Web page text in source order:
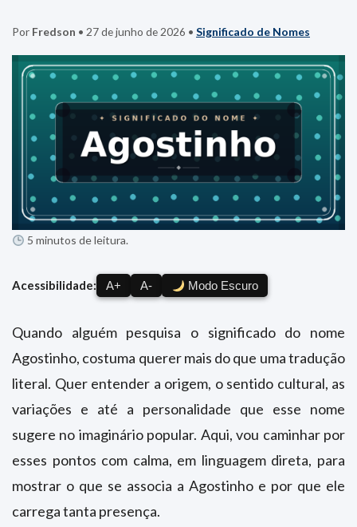
Por Fredson • 27 de junho de 2026 • Significado de Nomes
5 minutos de leitura.
Acessibilidade: A+ A- Modo Escuro
Quando alguém pesquisa o significado do nome
Agostinho, costuma querer mais do que uma tradução
literal. Quer entender a origem, o sentido cultural, as
variações e até a personalidade que esse nome
sugere no imaginário popular. Aqui, vou caminhar por
esses pontos com calma, em linguagem direta, para
mostrar o que se associa a Agostinho e por que ele
carrega tanta presença.